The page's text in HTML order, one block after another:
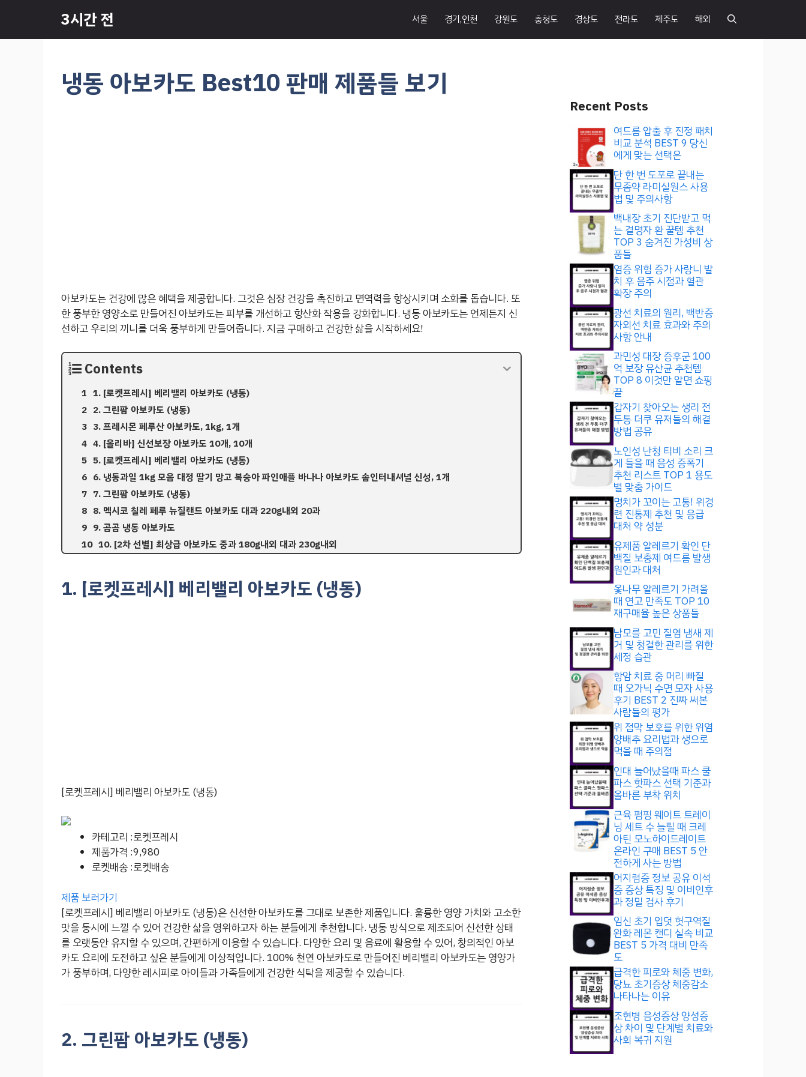
츠
3시간 전 서울 경기,인천 강원도 충청도 경상도 전라도 제주도 해외
냉동 아보카도 Best10 판매 제품들 보기
아보카도는 건강에 많은 혜택을 제공합니다. 그것은 심장 건강을 촉진하고 면역력을 향상시키며 소화를 돕습니다. 또
한 풍부한 영양소로 만들어진 아보카도는 피부를 개선하고 항산화 작용을 강화합니다. 냉동 아보카도는 언제든지 신
선하고 우리의 끼니를 더욱 풍부하게 만들어줍니다. 지금 구매하고 건강한 삶을 시작하세요!
Contents
1. [로켓프레시] 베리밸리 아보카도 (냉동)
2. 그린팜 아보카도 (냉동)
3. 프레시몬 페루산 아보카도, 1kg, 1개
4. [올리바] 신선보장 아보카도 10개, 10개
5. [로켓프레시] 베리밸리 아보카도 (냉동)
6. 냉동과일 1kg 모음 대정 딸기 망고 복숭아 파인애플 바나나 아보카도 솜인터내셔널 신성, 1개
7. 그린팜 아보카도 (냉동)
8. 멕시코 칠레 페루 뉴질랜드 아보카도 대과 220g내외 20과
9. 곰곰 냉동 아보카도
10. [2차 선별] 최상급 아보카도 중과 180g내외 대과 230g내외
1. [로켓프레시] 베리밸리 아보카도 (냉동)
[로켓프레시] 베리밸리 아보카도 (냉동)
카테고리 :로켓프레시
제품가격 :9,980
로켓배송 :로켓배송
제품 보러가기
[로켓프레시] 베리밸리 아보카도 (냉동)은 신선한 아보카도를 그대로 보존한 제품입니다. 훌륭한 영양 가치와 고소한
맛을 동시에 느낄 수 있어 건강한 삶을 영위하고자 하는 분들에게 추천합니다. 냉동 방식으로 제조되어 신선한 상태
를 오랫동안 유지할 수 있으며, 간편하게 이용할 수 있습니다. 다양한 요리 및 음료에 활용할 수 있어, 창의적인 아보
카도 요리에 도전하고 싶은 분들에게 이상적입니다. 100% 천연 아보카도로 만들어진 베리밸리 아보카도는 영양가
가 풍부하며, 다양한 레시피로 아이들과 가족들에게 건강한 식탁을 제공할 수 있습니다.
2. 그린팜 아보카도 (냉동)
Recent Posts
여드름 압출 후 진정 패치
비교 분석 BEST 9 당신
에게 맞는 선택은
단 한 번 도포로 끝내는
무좀약 라미실원스 사용
법 및 주의사항
백내장 초기 진단받고 먹
는 결명자 환 꿀템 추천
TOP 3 숨겨진 가성비 상
품들
염증 위험 증가 사랑니 발
치 후 음주 시점과 혈관
확장 주의
광선 치료의 원리, 백반증
자외선 치료 효과와 주의
사항 안내
과민성 대장 증후군 100
억 보장 유산균 추천템
TOP 8 이것만 알면 쇼핑
끝
갑자기 찾아오는 생리 전
두통 더쿠 유저들의 해결
방법 공유
노인성 난청 티비 소리 크
게 들을 때 음성 증폭기
추천 리스트 TOP 1 용도
별 맞춤 가이드
명치가 꼬이는 고통! 위경
련 진통제 추천 및 응급
대처 약 성분
유제품 알레르기 확인 단
백질 보충제 여드름 발생
원인과 대처
옻나무 알레르기 가려울
때 연고 만족도 TOP 10
재구매율 높은 상품들
남모를 고민 질염 냄새 제
거 및 청결한 관리를 위한
세정 습관
항암 치료 중 머리 빠질
때 오가닉 수면 모자 사용
후기 BEST 2 진짜 써본
사람들의 평가
위 점막 보호를 위한 위염
양배추 요리법과 생으로
먹을 때 주의점
인대 늘어났을때 파스 쿨
파스 핫파스 선택 기준과
올바른 부착 위치
근육 펌핑 웨이트 트레이
닝 세트 수 늘릴 때 크레
아틴 모노하이드레이트
온라인 구매 BEST 5 안
전하게 사는 방법
어지럼증 정보 공유 이석
증 증상 특징 및 이비인후
과 정밀 검사 후기
임신 초기 입덧 헛구역질
완화 레몬 캔디 실속 비교
BEST 5 가격 대비 만족
도
급격한 피로와 체중 변화,
당뇨 초기증상 체중감소
나타나는 이유
조현병 음성증상 양성증
상 차이 및 단계별 치료와
사회 복귀 지원